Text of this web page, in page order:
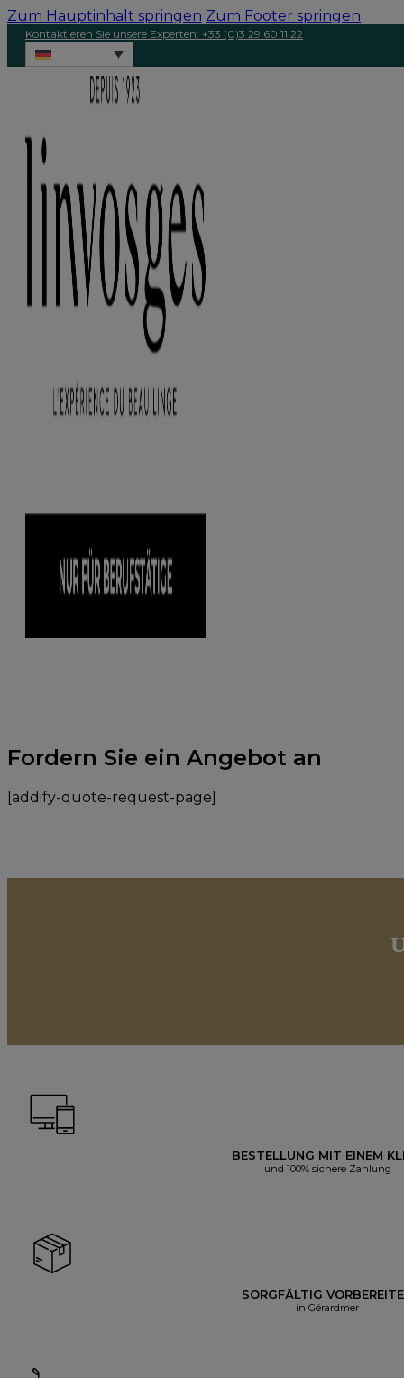
Zum Hauptinhalt springen Zum Footer springen
Kontaktieren Sie unsere Experten: +33 (0)3 29 60 11 22
Fordern Sie ein Angebot an
[addify-quote-request-page]
BESTELLUNG MIT EINEM
und 100% sichere Zahlung
SORGFÄLTIG
in Gérardmer